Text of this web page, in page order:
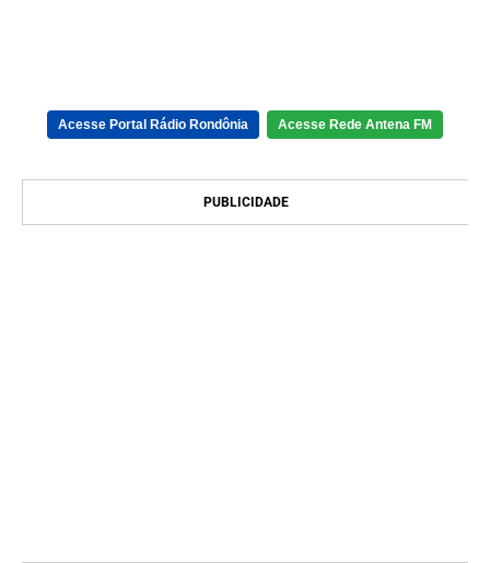
Acesse Portal Rádio Rondônia Acesse Rede Antena FM
PUBLICIDADE